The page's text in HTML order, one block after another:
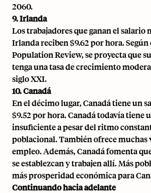
2060.
9. Irlanda
Los trabajadores que ganan el salario
Irlanda reciben $9.62 por hora. Según
Population Review, se proyecta que
tenga una tasa de crecimiento
siglo XXI.
10. Canadá
En el décimo lugar, Canadá tiene un
$9.52 por hora. Canadá todavía tiene
insuficiente a pesar del ritmo
poblacional. También ofrece muchas
empleo. Además, Canadá fomenta
se establezcan y trabajen allí. Más
más prosperidad económica para
Continuando hacia adelante